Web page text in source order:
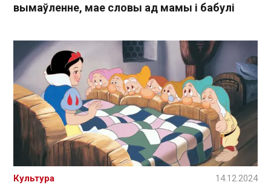
вымаўленне, мае словы ад мамы і бабулі
Культура 14.12.2024